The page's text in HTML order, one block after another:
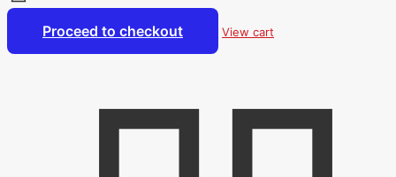
Proceed to checkout View cart